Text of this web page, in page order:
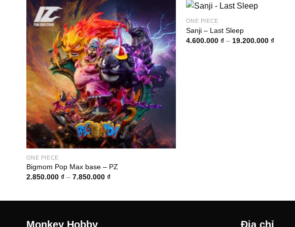
ONE PIECE
Bigmom Pop Max base – PZ
2.850.000 ₫ – 7.850.000 ₫Khoảng
ONE PIECE
Sanji – Last Sleep
4.600.000 ₫ – 19.200.000 ₫Khoảng
Monkey Hobby Địa chỉ